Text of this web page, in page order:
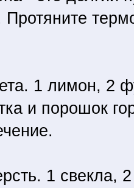
Протяните
1 лимон, 2
и порошок
1 свекла,